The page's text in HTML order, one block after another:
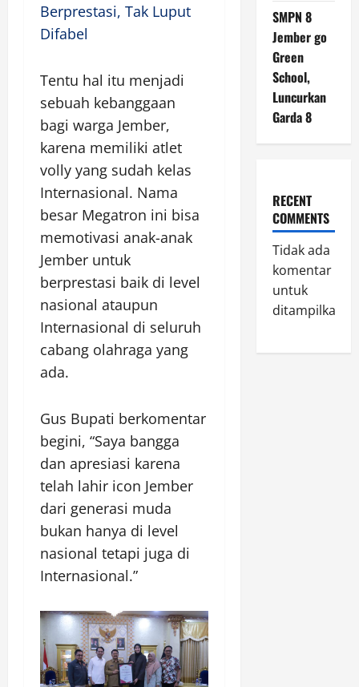
Berprestasi, Tak Luput
Difabel
Tentu hal itu menjadi
sebuah kebanggaan
bagi warga Jember,
karena memiliki atlet
volly yang sudah kelas
Internasional. Nama
besar Megatron ini bisa
memotivasi anak-anak
Jember untuk
berprestasi baik di level
nasional ataupun
Internasional di seluruh
cabang olahraga yang
ada.
Gus Bupati berkomentar
begini, “Saya bangga
dan apresiasi karena
telah lahir icon Jember
dari generasi muda
bukan hanya di level
nasional tetapi juga di
Internasional.”
SMPN 8
Jember go
Green
School,
Luncurkan
Garda 8
RECENT
COMMENTS
Tidak ada
komentar
untuk
ditampilkan.